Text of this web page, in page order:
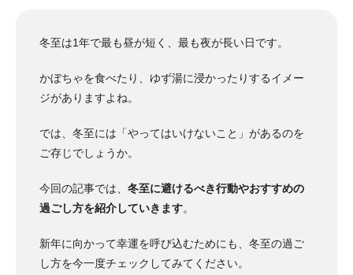
冬至は1年で最も昼が短く、最も夜が長い日です。
かぼちゃを食べたり、ゆず湯に浸かったりするイメー
ジがありますよね。
では、冬至には「やってはいけないこと」があるのを
ご存じでしょうか。
今回の記事では、 冬至に避けるべき行動やおすすめの
過ごし方を紹介していきます。
新年に向かって幸運を呼び込むためにも、冬至の過ご
し方を今一度チェックしてみてください。